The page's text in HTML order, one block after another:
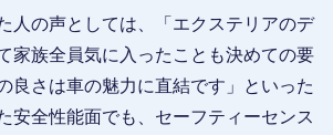
人の声としては、「エクステリアのデ
家族全員気に入ったことも決めての要
良さは車の魅力に直結です」といった
安全性能面でも、セーフティーセンス